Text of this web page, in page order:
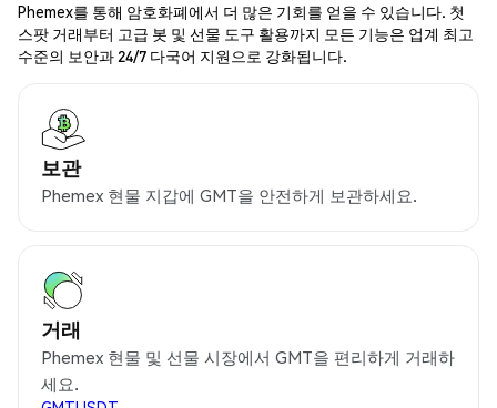
Phemex를 통해 암호화폐에서 더 많은 기회를 얻을 수 있습니다. 첫
스팟 거래부터 고급 봇 및 선물 도구 활용까지 모든 기능은 업계 최고
수준의 보안과 24/7 다국어 지원으로 강화됩니다.
보관
Phemex 현물 지갑에 GMT을 안전하게 보관하세요.
거래
Phemex 현물 및 선물 시장에서 GMT을 편리하게 거래하
세요.